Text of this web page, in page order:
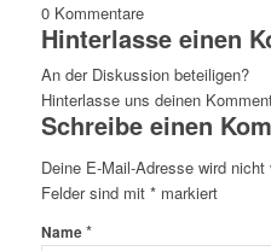
0 Kommentare
Hinterlasse einen
An der Diskussion beteiligen?
Hinterlasse uns deinen
Schreibe einen
Deine E-Mail-Adresse wird
Felder sind mit *markiert
Name*